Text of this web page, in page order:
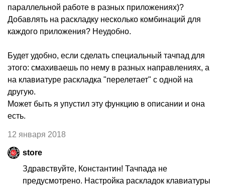
параллельной работе в разных приложениях)?
Добавлять на раскладку несколько комбинаций для
каждого приложения? Неудобно.
Будет удобно, если сделать специальный тачпад для
этого: смахиваешь по нему в разных направлениях, а
на клавиатуре раскладка "перелетает" с одной на
другую.
Может быть я упустил эту функцию в описании и она
есть.
12 января 2018
store
Здравствуйте, Константин! Тачпада не
предусмотрено. Настройка раскладок клавиатуры